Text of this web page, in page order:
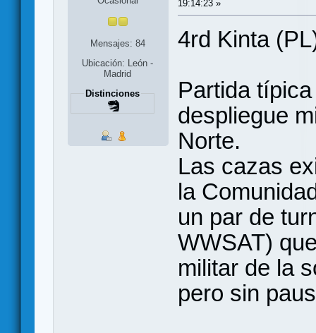
Mensajes: 84
Ubicación: León -
Madrid
Distinciones
19:14:23 »
4rd Kinta
Partida
despliegue
Norte.
Las cazas
la
un par de
WWSAT)
militar de la
pero sin